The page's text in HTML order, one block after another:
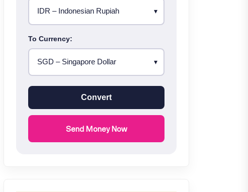
To Currency:
Convert
Send Money Now